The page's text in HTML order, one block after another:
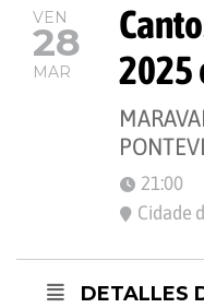
VEN
28
MAR
2025
21:00
Cidade
DETALLES